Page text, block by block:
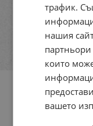
трафик.
нашия
които
вашето